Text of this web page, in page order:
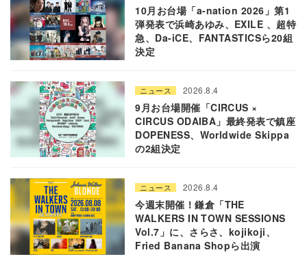
10月お台場「a-nation 2026」第1
弾発表で浜崎あゆみ、EXILE 、超特
急、Da-iCE、FANTASTICSら20組
決定
ニュース 2026.8.4
9月お台場開催「CIRCUS ×
CIRCUS ODAIBA」最終発表で鎮座
DOPENESS、Worldwide Skippa
の2組決定
ニュース 2026.8.4
今週末開催！鎌倉「THE
WALKERS IN TOWN SESSIONS
Vol.7」に、さらさ、kojikoji、
Fried Banana Shopら出演